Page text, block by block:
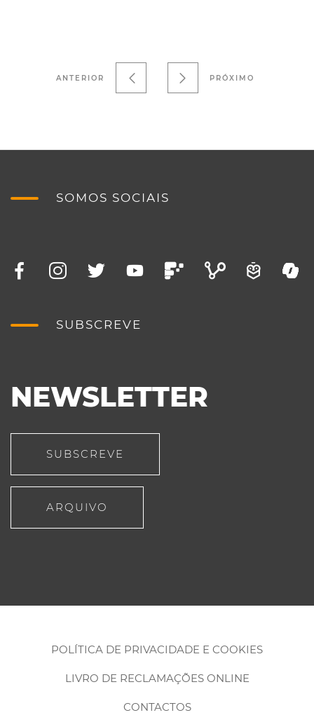
ANTERIOR PRÓXIMO
SOMOS SOCIAIS
SUBSCREVE
NEWSLETTER
SUBSCREVE
ARQUIVO
POLÍTICA DE PRIVACIDADE E COOKIES
LIVRO DE RECLAMAÇÕES ONLINE
CONTACTOS